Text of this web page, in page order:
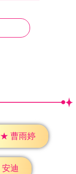
★ 曹雨婷
安迪